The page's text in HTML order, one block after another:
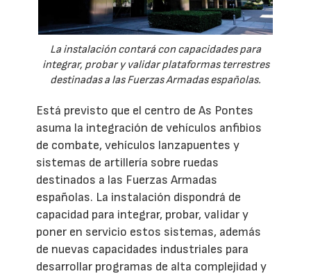
La instalación contará con capacidades para
integrar, probar y validar plataformas terrestres
destinadas a las Fuerzas Armadas españolas.
Está previsto que el centro de As Pontes
asuma la integración de vehículos anfibios
de combate, vehículos lanzapuentes y
sistemas de artillería sobre ruedas
destinados a las Fuerzas Armadas
españolas. La instalación dispondrá de
capacidad para integrar, probar, validar y
poner en servicio estos sistemas, además
de nuevas capacidades industriales para
desarrollar programas de alta complejidad y